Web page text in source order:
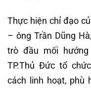
Thực hiện chỉ đạo
– ông Trần Dũng
trò đầu mối hướng
TP.Thủ Đức tổ
cách linh hoạt, phù